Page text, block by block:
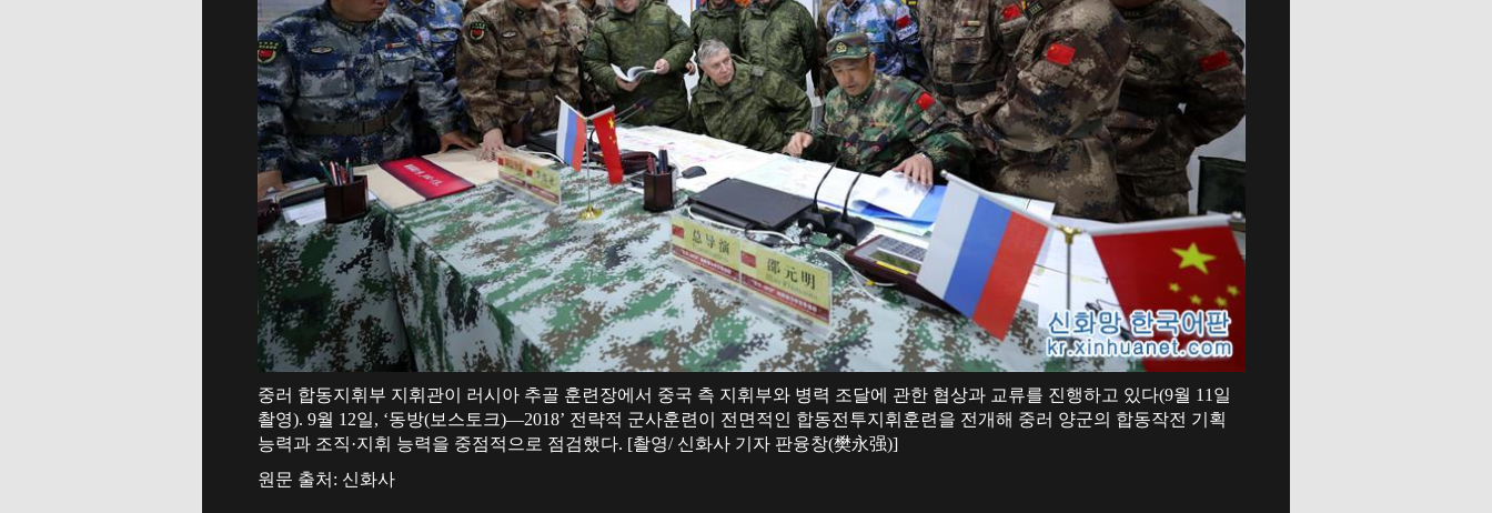
중러 합동지휘부 지휘관이 러시아 추골 훈련장에서 중국 측 지휘부와 병력 조달에 관한 협상과 교류를 진행하고 있다(9월 11일
촬영). 9월 12일, ‘동방(보스토크)—2018’ 전략적 군사훈련이 전면적인 합동전투지휘훈련을 전개해 중러 양군의 합동작전 기획
능력과 조직·지휘 능력을 중점적으로 점검했다. [촬영/ 신화사 기자 판융창(樊永强)]
원문 출처: 신화사